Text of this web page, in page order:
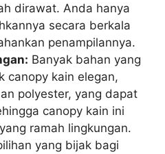
dirawat. Anda hanya
secara berkala
penampilannya.
Banyak bahan yang
canopy kain elegan,
polyester, yang dapat
canopy kain ini
ramah lingkungan.
yang bijak bagi